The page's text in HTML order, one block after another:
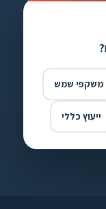
משקפי שמש
ייעוץ כללי